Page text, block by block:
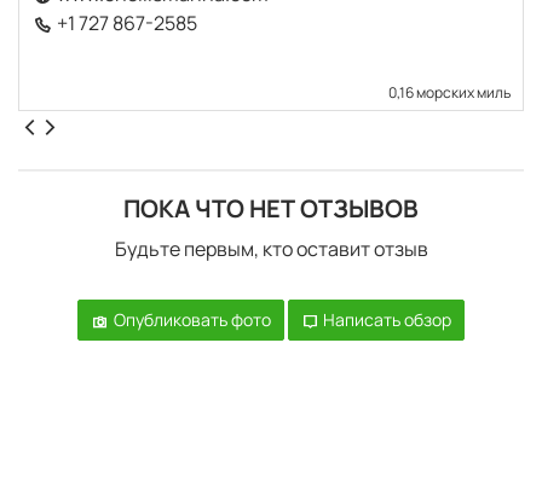
+1 727 867-2585
0,16 морских миль
ПОКА ЧТО НЕТ ОТЗЫВОВ
Будьте первым, кто оставит отзыв
Опубликовать фото Написать обзор